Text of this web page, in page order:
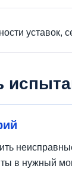
уставок,
в нужный